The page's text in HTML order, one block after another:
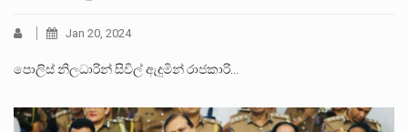
Jan 20, 2024
පොලිස් නිලධාරින් සිවිල් ඇඳුමින් රාජකාරි…